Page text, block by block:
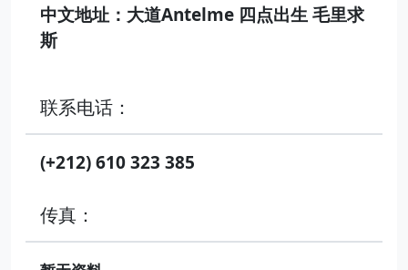
中文地址：大道Antelme 四点出生 毛里求
斯
联系电话：
(+212) 610 323 385
传真：